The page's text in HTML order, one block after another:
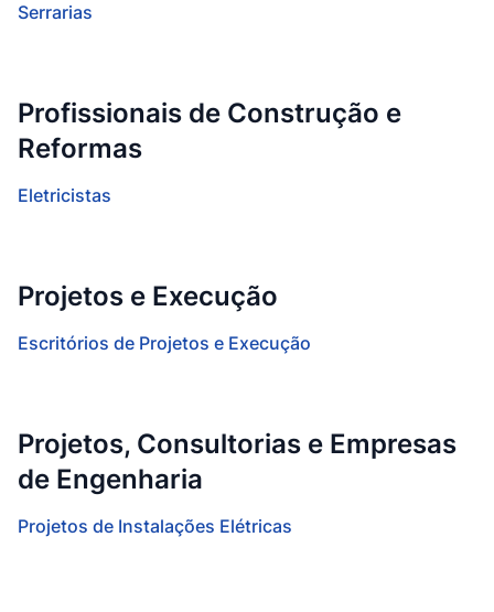
Serrarias
Profissionais de Construção e
Reformas
Eletricistas
Projetos e Execução
Escritórios de Projetos e Execução
Projetos, Consultorias e Empresas
de Engenharia
Projetos de Instalações Elétricas